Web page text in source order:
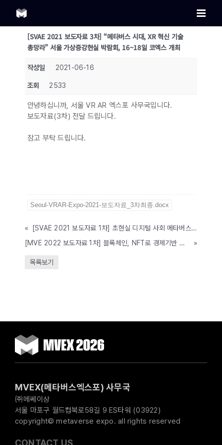
content
[SVAE 2021 보도자료 3차] “메타버스 시대, XR 혁신 기술
총망라” 서울 가상증강현실 박람회, 16~18일 코엑스 개최
작성일 2021-06-16
조회 2533
안녕하십니까, 서울 VR AR 엑스포 사무국입니다.
보도자료(3차) 전달 드립니다.
참고 부탁 드립니다.
Seoul-VRAR-Expo-2021-보도자료_3차최종.docx
«
[SVAE 2021 보도자료 1차] 초현실 디지털 사회 메타버스, 디지털 뉴딜을 선도하다’...
[MVE 2022 보도자료 1차] 블록체인, NFT로 경제기반 다진 메타버스 시대 도래, ‘2022 메타버스 엑스포’
»
목록보기
MVEX(메타버스엑스포) 사무국
㈜메쎄이상
서울 마포구 월드컵북로58길 9 ES타워 (03922)
copyright© metaverse expo. all rights reserved
CONTACT US